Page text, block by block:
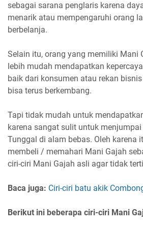
sebagai sarana penglaris karena
menarik atau mempengaruhi orang
berbelanja.
Selain itu, orang yang memiliki Mani
lebih mudah mendapatkan
baik dari konsumen atau rekan
bisa terus berkembang.
Tapi tidak mudah untuk
karena sangat sulit untuk
Tunggal di alam bebas. Oleh karena
membeli / memahari Mani Gajah
ciri-ciri Mani Gajah asli agar tidak
Baca juga: Ciri-ciri batu akik
Berikut ini beberapa ciri-ciri Mani